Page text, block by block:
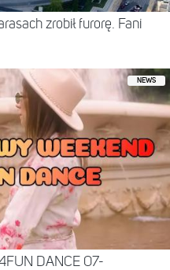
zrobił furorę. Fani
NEWS
DANCE 07-